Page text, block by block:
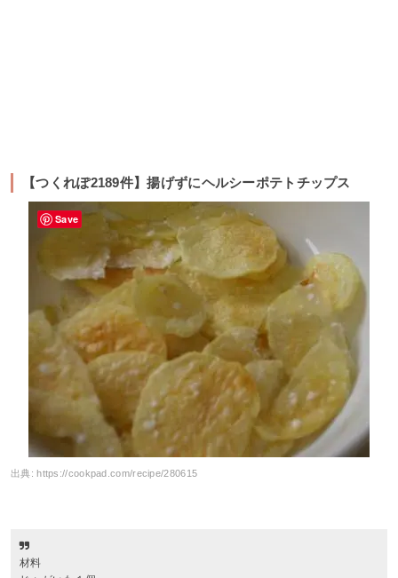
【つくれぽ2189件】揚げずにヘルシーポテトチップス
出典:https://cookpad.com/recipe/280615
材料
Save